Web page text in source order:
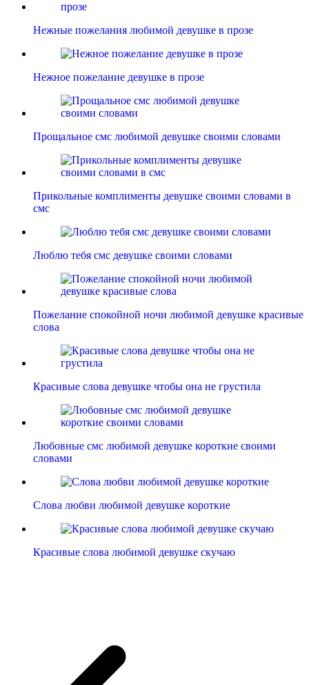
Нежные пожелания любимой девушке в прозе
Нежное пожелание девушке в прозе
Прощальное смс любимой девушке своими словами
Прикольные комплименты девушке своими словами в
смс
Люблю тебя смс девушке своими словами
Пожелание спокойной ночи любимой девушке красивые
слова
Красивые слова девушке чтобы она не грустила
Любовные смс любимой девушке короткие своими
словами
Слова любви любимой девушке короткие
Красивые слова любимой девушке скучаю